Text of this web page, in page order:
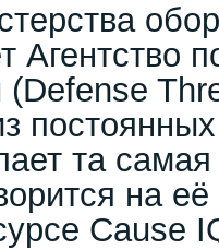
Агентство
(Defense
та
на
Cause